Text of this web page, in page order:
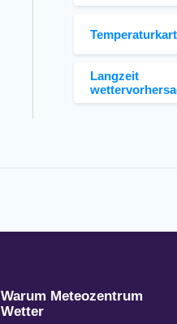
Langzeit
Warum Meteozentrum
Wetter